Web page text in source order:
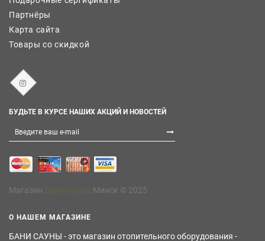
Партнёры
Карта сайта
Товары со скидкой
БУДЬТЕ В КУРСЕ НАШИХ АКЦИЙ И НОВОСТЕЙ
Магазин Минск © 2025
О НАШЕМ МАГАЗИНЕ
БАНИ САУНЫ - это магазин отопительного оборудования -